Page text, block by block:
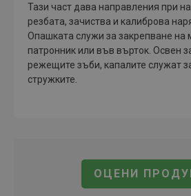
ОЦЕНИ
Тази част дава направления при
резбата, зачиства и калиброва
Опашката служи за закрепване на
патронник или във върток. Освен
режещите зъби, капалите служат
стружките.